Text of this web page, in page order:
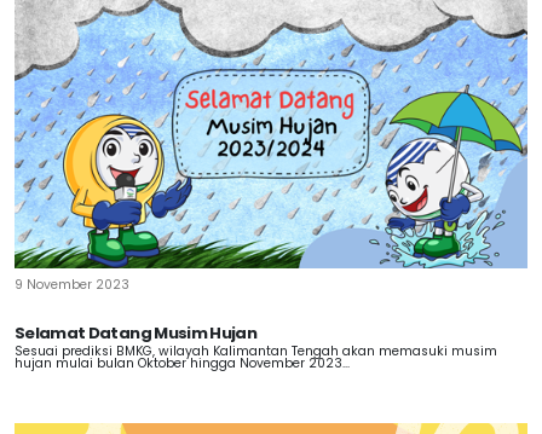
9 November 2023
Selamat Datang Musim Hujan
Sesuai prediksi BMKG, wilayah Kalimantan Tengah akan memasuki musim
hujan mulai bulan Oktober hingga November 2023...